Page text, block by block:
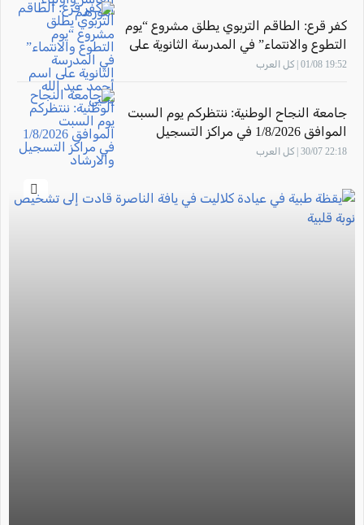
كفر قرع: الطاقم التربوي يطلق مشروع “يوم
التطوع والانتماء” في المدرسة الثانوية على
اسم أحمد عبد الله يحيى
19:52 01/08 | كل العرب
جامعة النجاح الوطنية: ننتظركم يوم السبت
الموافق 1/8/2026 في مراكز التسجيل
والارشاد
22:18 30/07 | كل العرب